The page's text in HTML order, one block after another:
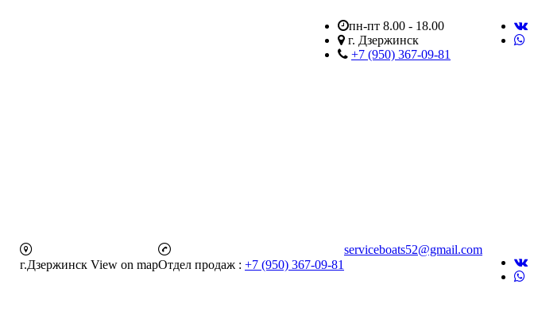
пн-пт 8.00 - 18.00
г. Дзержинск
+7 (950) 367-09-81
serviceboats52@gmail.com
Отдел продаж : +7 (950) 367-09-81
г.Дзержинск View on map